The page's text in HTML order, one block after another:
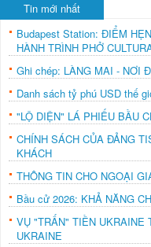
Tin mới nhất
Budapest Station: ĐIỂM
HÀNH TRÌNH PHỞ
Ghi chép: LÀNG MAI - NƠI
Danh sách tỷ phú USD thế
"LỘ DIỆN" LÁ PHIẾU BẦU
CHÍNH SÁCH CỦA ĐẢNG
KHÁCH
THÔNG TIN CHO NGOẠI
Bầu cử 2026: KHẢ NĂNG
VỤ "TRẤN" TIỀN UKRAINE
UKRAINE